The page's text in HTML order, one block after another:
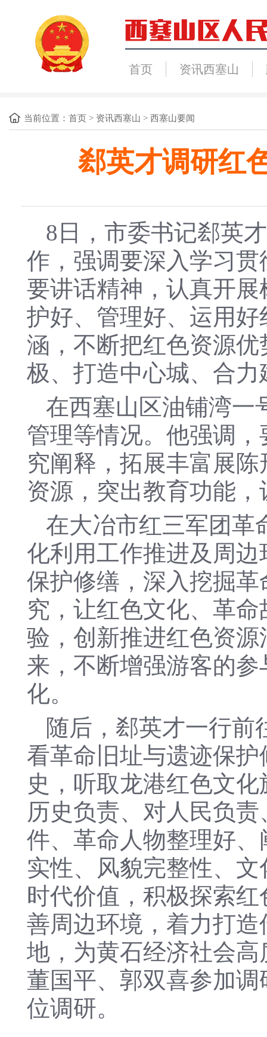
首页 资讯西塞山
当前位置： 首页 > 资讯西塞山 > 西塞山要闻
郄英才调研红
8日，市委书记郄英
作，强调要深入学习
要讲话精神，认真开
护好、管理好、运用
涵，不断把红色资源
极、打造中心城、合
在西塞山区油铺湾一
管理等情况。他强调
究阐释，拓展丰富展
资源，突出教育功能
在大冶市红三军团革
化利用工作推进及周
保护修缮，深入挖掘
究，让红色文化、革
验，创新推进红色资
来，不断增强游客的
化。
随后，郄英才一行前
看革命旧址与遗迹保
史，听取龙港红色文
历史负责、对人民负
件、革命人物整理好
实性、风貌完整性、
时代价值，积极探索
善周边环境，着力打
地，为黄石经济社会
董国平、郭双喜参加
位调研。